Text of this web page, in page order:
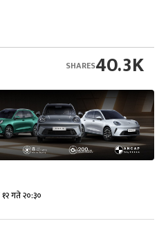
40.3K
SHARES
गते २०:३०